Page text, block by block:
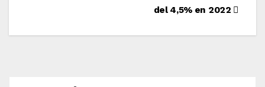
del 4,5% en 2022